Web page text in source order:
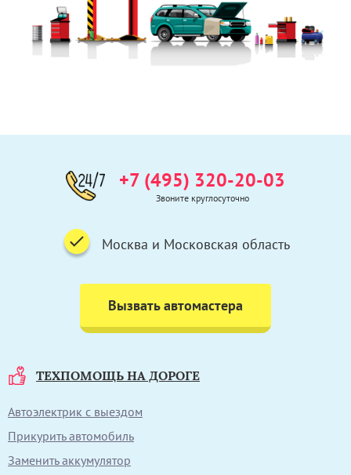
ТЕХПОМОЩЬ НА ДОРОГЕ
Автоэлектрик с выездом
Прикурить автомобиль
Заменить аккумулятор
+7 (495) 320-20-03
Звоните круглосуточно
Москва и Московская область
Вызвать автомастера